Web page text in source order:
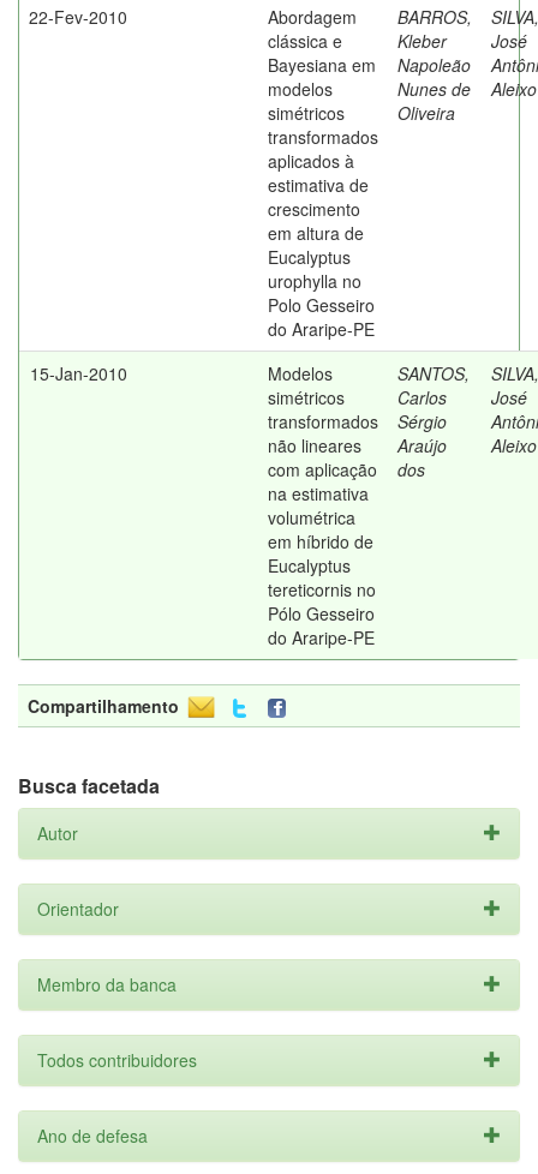
22-Fev-2010
Abordagem
clássica e
Bayesiana em
modelos
simétricos
transformados
aplicados à
estimativa de
crescimento
em altura de
Eucalyptus
urophylla no
Polo Gesseiro
do Araripe-PE
BARROS,
Kleber
Napoleão
Nunes de
Oliveira
SILVA,
José
15-Jan-2010
Modelos
simétricos
transformados
não lineares
com aplicação
na estimativa
volumétrica
em híbrido de
Eucalyptus
tereticornis no
Pólo Gesseiro
do Araripe-PE
SANTOS,
Carlos
Sérgio
Araújo
dos
SILVA,
José
Compartilhamento
Busca facetada
Autor
Orientador
Membro da banca
Todos contribuidores
Ano de defesa